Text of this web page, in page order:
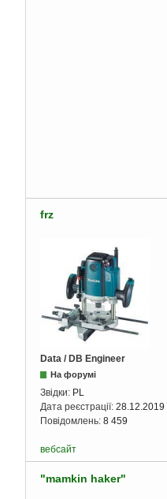
frz
Data / DB Engineer
На форумі
Звідки: PL
Дата реєстрації: 28.12.2019
Повідомлень: 8 459
вебсайт
"mamkin haker"